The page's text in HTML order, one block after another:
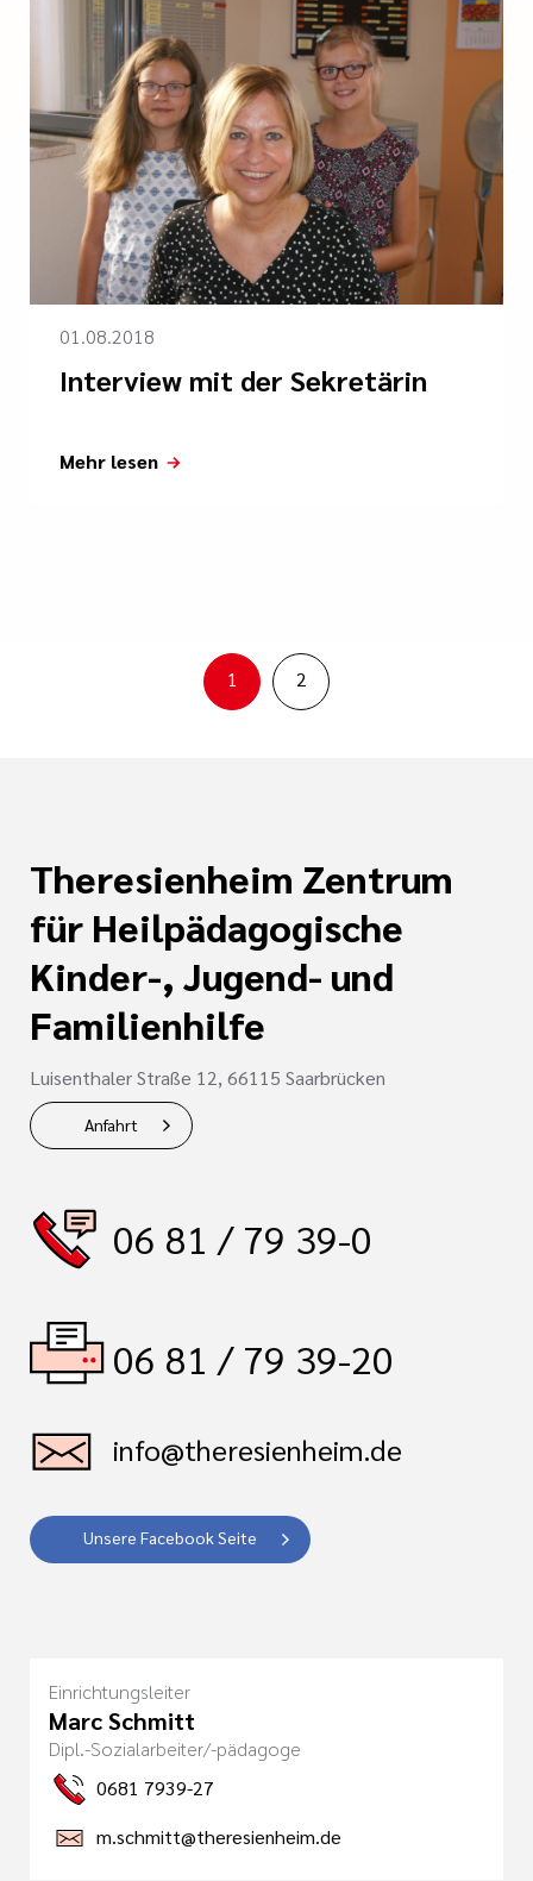
01.08.2018
Interview mit der Sekretärin
Mehr lesen
1 2
Theresienheim Zentrum
für Heilpädagogische
Kinder-, Jugend- und
Familienhilfe
Luisenthaler Straße 12, 66115 Saarbrücken
Anfahrt
06 81 / 79 39-0
06 81 / 79 39-20
info@theresienheim.de
Unsere Facebook Seite
Einrichtungsleiter
Marc Schmitt
Dipl.-Sozialarbeiter/-pädagoge
0681 7939-27
m.schmitt@theresienheim.de